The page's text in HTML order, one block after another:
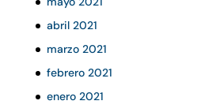
abril 2021
marzo 2021
febrero 2021
enero 2021